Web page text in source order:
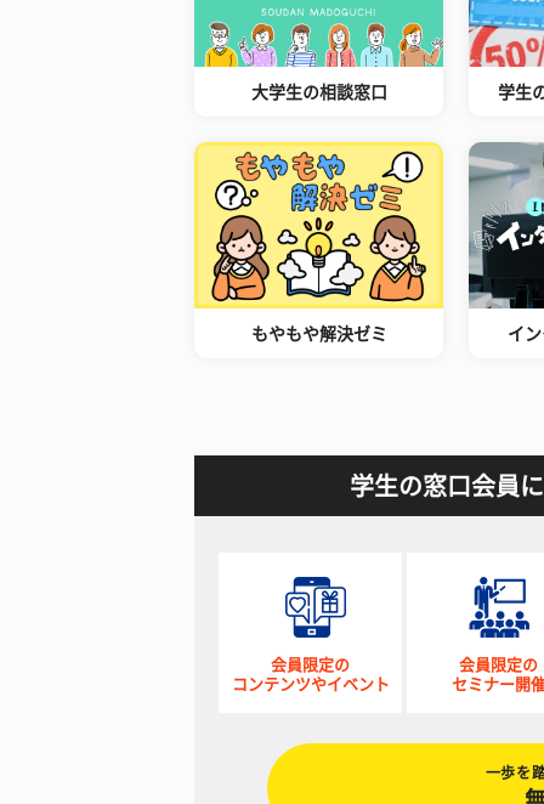
大学生の相談窓口 学生
もやもや解決ゼミ イ
学生の窓口会員
会員限定の
コンテンツやイベント
会員限定の
セミナー開
一歩を